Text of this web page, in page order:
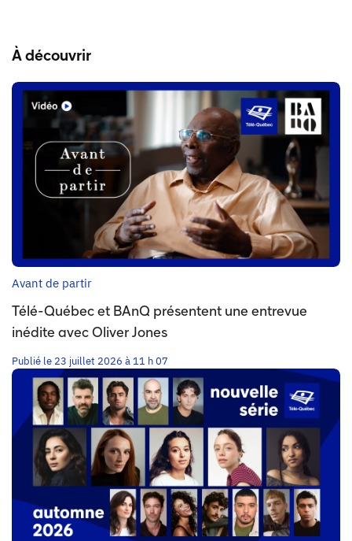
À découvrir
Avant de partir
Télé-Québec et BAnQ présentent une entrevue
inédite avec Oliver Jones
Publié le 23 juillet 2026 à 11 h 07